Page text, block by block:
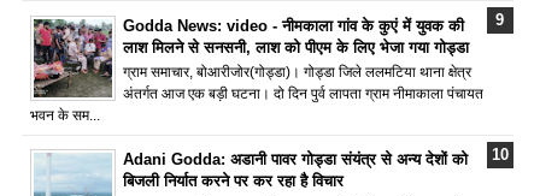
Godda News: video - नीमकाला गांव के कुएं में युवक की
लाश मिलने से सनसनी, लाश को पीएम के लिए भेजा गया गोड्डा
ग्राम समाचार, बोआरीजोर(गोड्डा)। गोड्डा जिले ललमटिया थाना क्षेत्र
अंतर्गत आज एक बड़ी घटना। दो दिन पुर्व लापता ग्राम नीमाकाला पंचायत
भवन के सम...
Adani Godda: अडानी पावर गोड्डा संयंत्र से अन्य देशों को
बिजली निर्यात करने पर कर रहा है विचार